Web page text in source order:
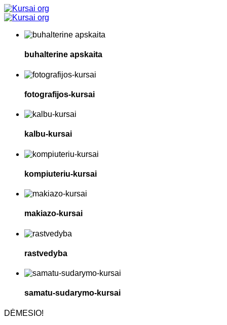
buhalterine apskaita
fotografijos-kursai
kalbu-kursai
kompiuteriu-kursai
makiazo-kursai
rastvedyba
samatu-sudarymo-kursai
DĖMESIO!